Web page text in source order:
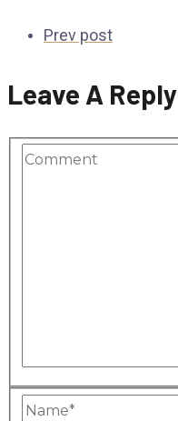
Prev post
Leave A Reply